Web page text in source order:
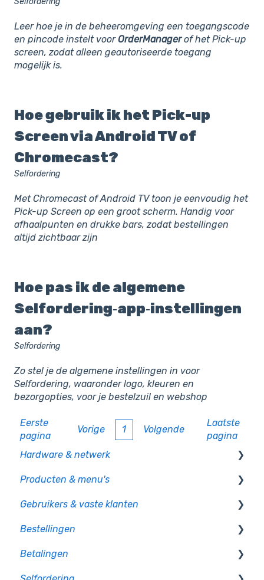
Leer hoe je in de beheeromgeving een toegangscode
en pincode instelt voorOrderManagerof het Pick-up
screen, zodat alleen geautoriseerde toegang
mogelijk is.
Hoe gebruik ik het Pick-up
Screen via Android TV of
Chromecast?
Selfordering
Met Chromecast of Android TV toon je eenvoudig het
Pick-up Screen op een groot scherm. Handig voor
afhaalpunten en drukke bars, zodat bestellingen
altijd zichtbaar zijn
Hoe pas ik de algemene
Selfordering‑app‑instellingen
aan?
Selfordering
Zo stel je de algemene instellingen in voor
Selfordering, waaronder logo, kleuren en
bezorgopties, voor je bestelzuil en webshop
Eerste
pagina
Vorige 1 Volgende
Laatste
pagina
Hardware & netwerk
Kassa
PIO
CCV pinautomaten
Randapparatuur
Producten & menu's
Producten
Productcategorie & indeling
Supplementen
Gebruikers & vaste klanten
Gebruikersbeheer
Rechten en authorisatie
Bestellingen
Op bon
Betalingen